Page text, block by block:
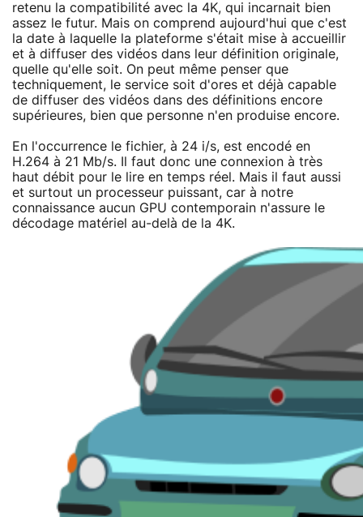
retenu la compatibilité avec la 4K, qui incarnait bien
assez le futur. Mais on comprend aujourd'hui que c'est
la date à laquelle la plateforme s'était mise à accueillir
et à diffuser des vidéos dans leur définition originale,
quelle qu'elle soit. On peut même penser que
techniquement, le service soit d'ores et déjà capable
de diffuser des vidéos dans des définitions encore
supérieures, bien que personne n'en produise encore.
En l'occurrence le fichier, à 24 i/s, est encodé en
H.264 à 21 Mb/s. Il faut donc une connexion à très
haut débit pour le lire en temps réel. Mais il faut aussi
et surtout un processeur puissant, car à notre
connaissance aucun GPU contemporain n'assure le
décodage matériel au-delà de la 4K.